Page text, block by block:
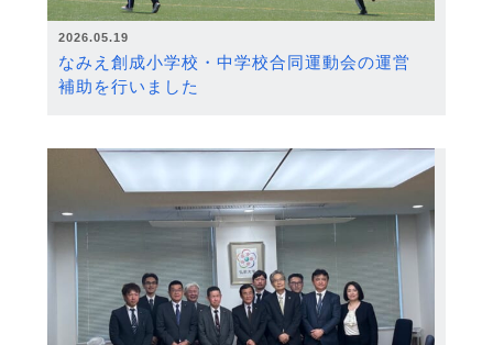
2026.05.19
なみえ創成小学校・中学校合同運動会の運営
補助を行いました